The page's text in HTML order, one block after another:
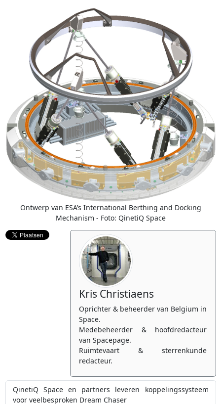
Ontwerp van ESA’s International Berthing and Docking
Mechanism - Foto: QinetiQ Space
Kris Christiaens
Oprichter & beheerder van Belgium in
Space.
Medebeheerder & hoofdredacteur
van Spacepage.
Ruimtevaart & sterrenkunde
redacteur.
QinetiQ Space en partners leveren koppelingssysteem
voor veelbesproken Dream Chaser